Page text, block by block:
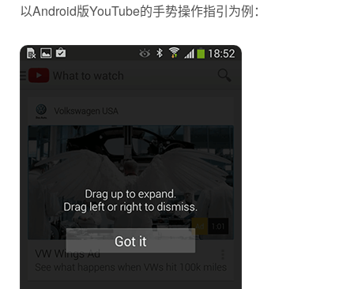
以Android版YouTube的手势操作指引为例：